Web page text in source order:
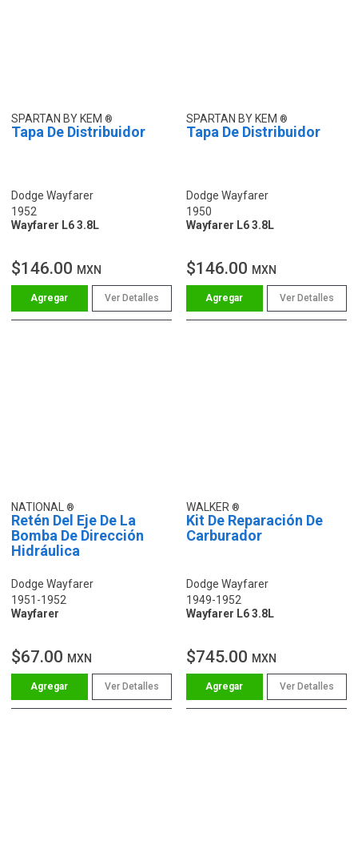
SPARTAN BY KEM
Tapa De Distribuidor
Dodge Wayfarer
1952
Wayfarer L6 3.8L
$146.00 MXN
Ver Detalles
SPARTAN BY KEM
Tapa De Distribuidor
Dodge Wayfarer
1950
Wayfarer L6 3.8L
$146.00 MXN
Ver Detalles
NATIONAL
Retén Del Eje De La
Bomba De Dirección
Hidráulica
Dodge Wayfarer
1951-1952
Wayfarer
$67.00 MXN
Ver Detalles
WALKER
Kit De Reparación De
Carburador
Dodge Wayfarer
1949-1952
Wayfarer L6 3.8L
$745.00 MXN
Ver Detalles